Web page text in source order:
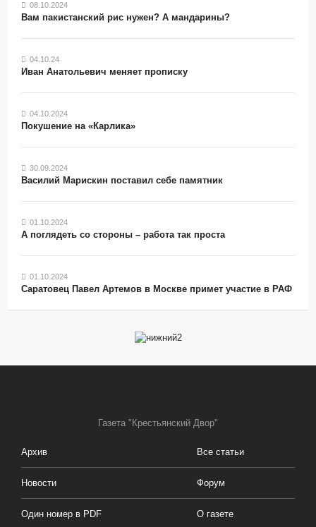
08.10.2024
Вам пакистанский рис нужен? А мандарины?
04.10.24
Иван Анатольевич меняет прописку
04.10.2024
Покушение на «Карлика»
30.09.2024
Василий Марискин поставил себе памятник
01.10.2024
А поглядеть со стороны – работа так проста
01.10.2024
Саратовец Павел Артемов в Москве примет участие в РАФ
Газета "Крестьянский Двор"
Архив Все статьи
Новости Форум
Один номер в PDF О газете